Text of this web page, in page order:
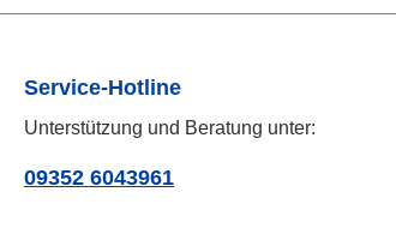
Service-Hotline
Unterstützung und Beratung unter:
09352 6043961